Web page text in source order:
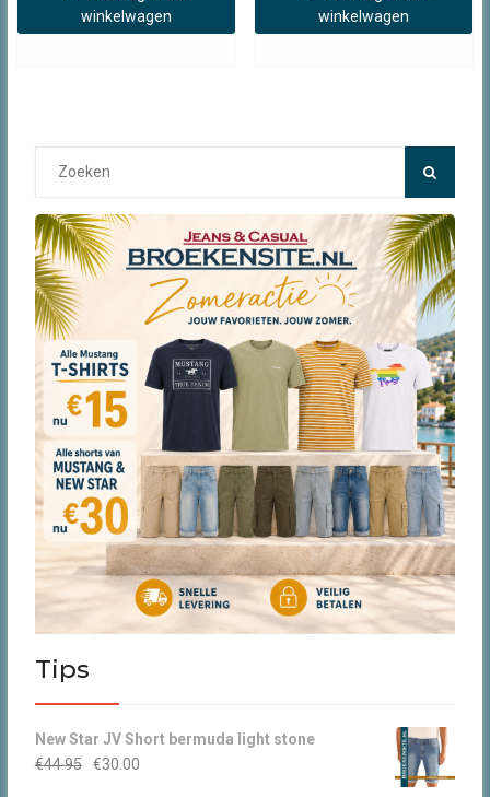
€22.95.
winkelwagen
€25.95.
winkelwagen
Tips
New Star JV Short bermuda light stone
€44.95
Oorspronkelijke
€30.00